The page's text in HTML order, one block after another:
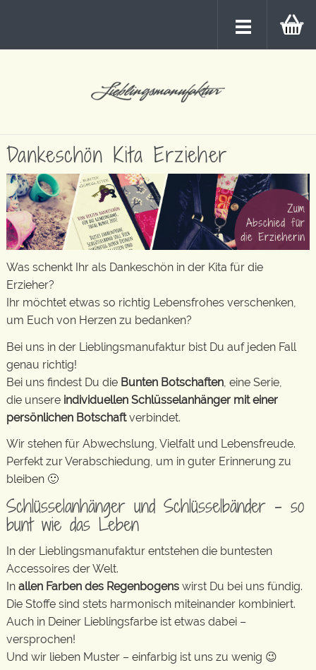
Dankeschön Kita Erzieher
Was schenkt Ihr als Dankeschön in der Kita für die
Erzieher?
Ihr möchtet etwas so richtig Lebensfrohes verschenken,
um Euch von Herzen zu bedanken?
Bei uns in der Lieblingsmanufaktur bist Du auf jeden Fall
genau richtig!
Bei uns findest Du die Bunten Botschaften , eine Serie,
die unsere individuellen Schlüsselanhänger mit einer
persönlichen Botschaftverbindet.
Wir stehen für Abwechslung, Vielfalt und Lebensfreude.
Perfekt zur Verabschiedung, um in guter Erinnerung zu
bleiben 🙂
Schlüsselanhänger und Schlüsselbänder – so
bunt wie das Leben
In der Lieblingsmanufaktur entstehen die buntesten
Accessoires der Welt.
In allen Farben des Regenbogens wirst Du bei uns fündig.
Die Stoffe sind stets harmonisch miteinander kombiniert.
Auch in Deiner Lieblingsfarbe ist etwas dabei –
versprochen!
Und wir lieben Muster – einfarbig ist uns zu wenig 😉